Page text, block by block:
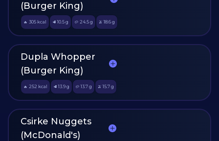
(Burger King)
🔥 305 kcal 🥩 10.5g 🥔 24.5 g 🫒 18.6g
Dupla Whopper
(Burger King)
🔥 252 kcal 🥩 13.9g 🥔 13.7 g 🫒 15.7g
Csirke Nuggets
(McDonald's)